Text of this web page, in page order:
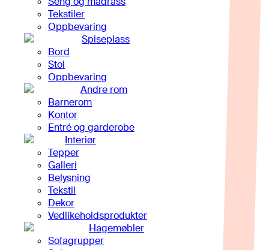
Tekstiler
Oppbevaring
Spiseplass
Bord
Stol
Oppbevaring
Andre rom
Barnerom
Kontor
Entré og garderobe
Interiør
Tepper
Galleri
Belysning
Tekstil
Dekor
Vedlikeholdsprodukter
Hagemøbler
Sofagrupper